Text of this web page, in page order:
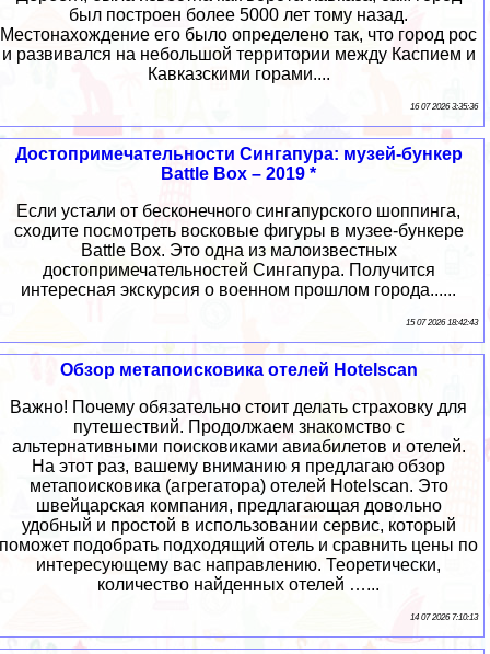
был построен более 5000 лет тому назад.
Местонахождение его было определено так, что город рос
и развивался на небольшой территории между Каспием и
Кавказскими горами....
16 07 2026 3:35:36
Достопримечательности Сингапура: музей-бункер
Battle Box – 2019 *
Если устали от бесконечного сингапурского шоппинга,
сходите посмотреть восковые фигуры в музее-бункере
Battle Box. Это одна из малоизвестных
достопримечательностей Сингапура. Получится
интересная экскурсия о военном прошлом города......
15 07 2026 18:42:43
Обзор метапоисковика отелей Hotelscan
Важно! Почему обязательно стоит делать страховку для
путешествий. Продолжаем знакомство с
альтернативными поисковиками авиабилетов и отелей.
На этот раз, вашему вниманию я предлагаю обзор
метапоисковика (агрегатора) отелей Hotelscan. Это
швейцарская компания, предлагающая довольно
удобный и простой в использовании сервис, который
поможет подобрать подходящий отель и сравнить цены по
интересующему вас направлению. Теоретически,
количество найденных отелей …...
14 07 2026 7:10:13